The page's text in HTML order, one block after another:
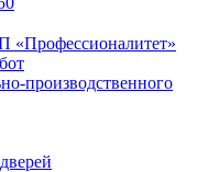
производственного